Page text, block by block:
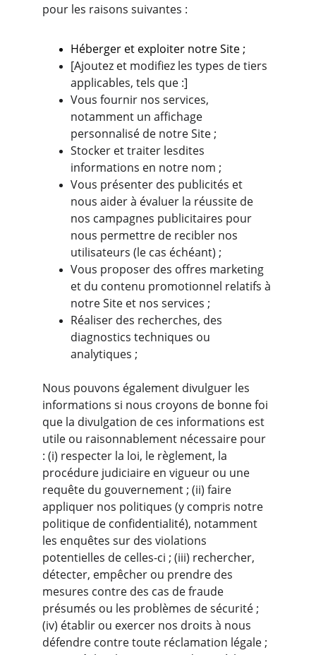
pour les raisons suivantes :
Héberger et exploiter notre Site ;
[Ajoutez et modifiez les types de tiers
applicables, tels que :]
Vous fournir nos services,
notamment un affichage
personnalisé de notre Site ;
Stocker et traiter lesdites
informations en notre nom ;
Vous présenter des publicités et
nous aider à évaluer la réussite de
nos campagnes publicitaires pour
nous permettre de recibler nos
utilisateurs (le cas échéant) ;
Vous proposer des offres marketing
et du contenu promotionnel relatifs à
notre Site et nos services ;
Réaliser des recherches, des
diagnostics techniques ou
analytiques ;
Nous pouvons également divulguer les
informations si nous croyons de bonne foi
que la divulgation de ces informations est
utile ou raisonnablement nécessaire pour
: (i) respecter la loi, le règlement, la
procédure judiciaire en vigueur ou une
requête du gouvernement ; (ii) faire
appliquer nos politiques (y compris notre
politique de confidentialité), notamment
les enquêtes sur des violations
potentielles de celles-ci ; (iii) rechercher,
détecter, empêcher ou prendre des
mesures contre des cas de fraude
présumés ou les problèmes de sécurité ;
(iv) établir ou exercer nos droits à nous
défendre contre toute réclamation légale ;